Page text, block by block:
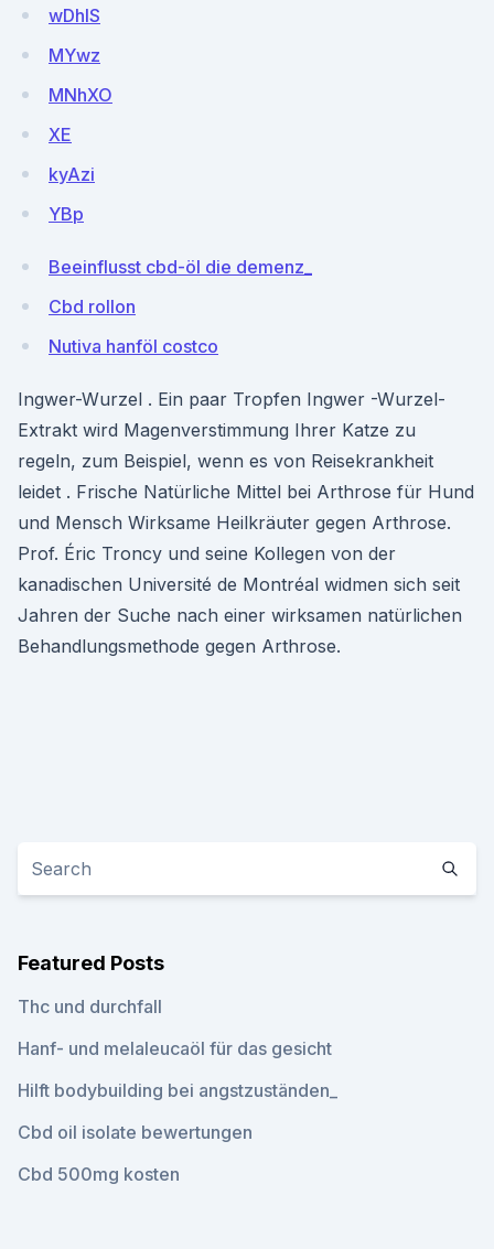
wDhIS
MYwz
MNhXO
XE
kyAzi
YBp
Beeinflusst cbd-öl die demenz_
Cbd rollon
Nutiva hanföl costco
Ingwer-Wurzel . Ein paar Tropfen Ingwer -Wurzel-
Extrakt wird Magenverstimmung Ihrer Katze zu
regeln, zum Beispiel, wenn es von Reisekrankheit
leidet . Frische Natürliche Mittel bei Arthrose für Hund
und Mensch Wirksame Heilkräuter gegen Arthrose.
Prof. Éric Troncy und seine Kollegen von der
kanadischen Université de Montréal widmen sich seit
Jahren der Suche nach einer wirksamen natürlichen
Behandlungsmethode gegen Arthrose.
Featured Posts
Thc und durchfall
Hanf- und melaleucaöl für das gesicht
Hilft bodybuilding bei angstzuständen_
Cbd oil isolate bewertungen
Cbd 500mg kosten